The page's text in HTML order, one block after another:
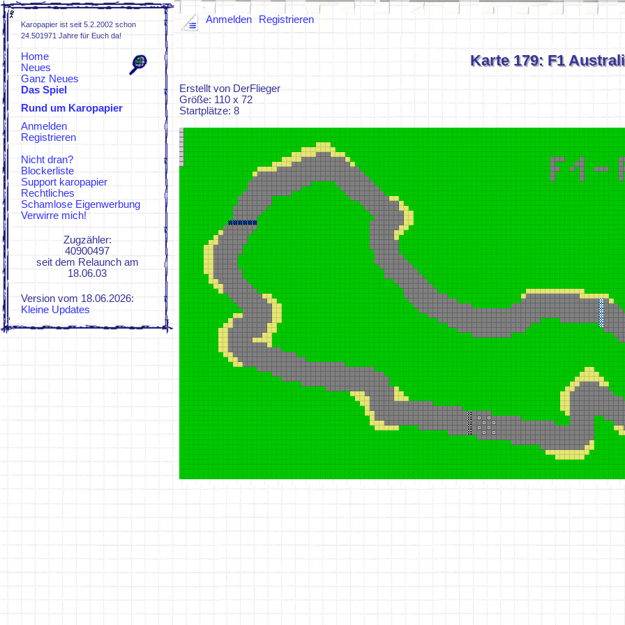
Karopapier ist seit 5.2.2002 schon
24.501971 Jahre für Euch da!
Home
Neues
Ganz Neues
Das Spiel
Spielregeln
Rund um Karopapier
ZUFI
KaroWiki
Anmelden
Registrieren
Nicht dran?
Blockerliste
Support karopapier
Rechtliches
Schamlose Eigenwerbung
Verwirre mich!
Zugzähler:
40900497
seit dem Relaunch am
18.06.03
Version vom 18.06.2026:
Kleine Updates
Anmelden Registrieren
Karte 179: F1
Erstellt von DerFlieger
Größe: 110 x 72
Startplätze: 8